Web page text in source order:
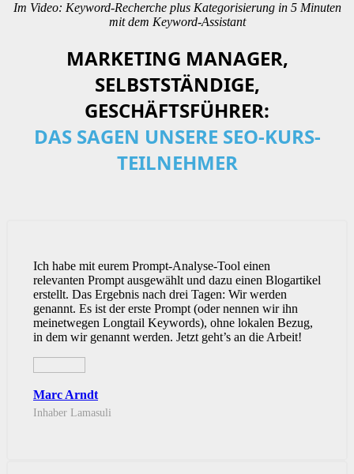
Im Video: Keyword-Recherche plus Kategorisierung in 5 Minuten
mit dem Keyword-Assistant
MARKETING MANAGER,
SELBSTSTÄNDIGE,
GESCHÄFTSFÜHRER:
DAS SAGEN UNSERE SEO-KURS-
TEILNEHMER
Ich habe mit eurem Prompt-Analyse-Tool einen
relevanten Prompt ausgewählt und dazu einen Blogartikel
erstellt. Das Ergebnis nach drei Tagen: Wir werden
genannt. Es ist der erste Prompt (oder nennen wir ihn
meinetwegen Longtail Keywords), ohne lokalen Bezug,
in dem wir genannt werden. Jetzt geht’s an die Arbeit!
Marc Arndt
Inhaber Lamasuli